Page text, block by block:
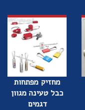
מחזיק מפתחות
כבל טעינה מגוון
דגמים